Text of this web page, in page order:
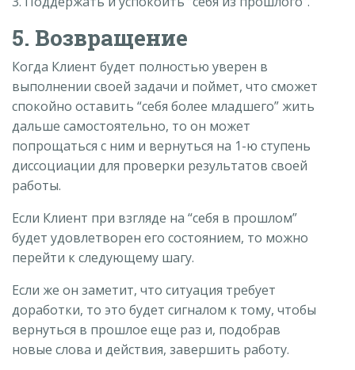
5. Возвращение
Когда Клиент будет полностью уверен в
выполнении своей задачи и поймет, что сможет
спокойно оставить “себя более младшего” жить
дальше самостоятельно, то он может
попрощаться с ним и вернуться на 1-ю ступень
диссоциации для проверки результатов своей
работы.
Если Клиент при взгляде на “себя в прошлом”
будет удовлетворен его состоянием, то можно
перейти к следующему шагу.
Если же он заметит, что ситуация требует
доработки, то это будет сигналом к тому, чтобы
вернуться в прошлое еще раз и, подобрав
новые слова и действия, завершить работу.